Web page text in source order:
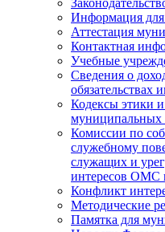
Информация для
Аттестация
Контактная
Учебные
Сведения о
обязательствах
Кодексы этики
муниципальных
Комиссии по
служебному
служащих и
интересов ОМС
Конфликт
Методические
Памятка для